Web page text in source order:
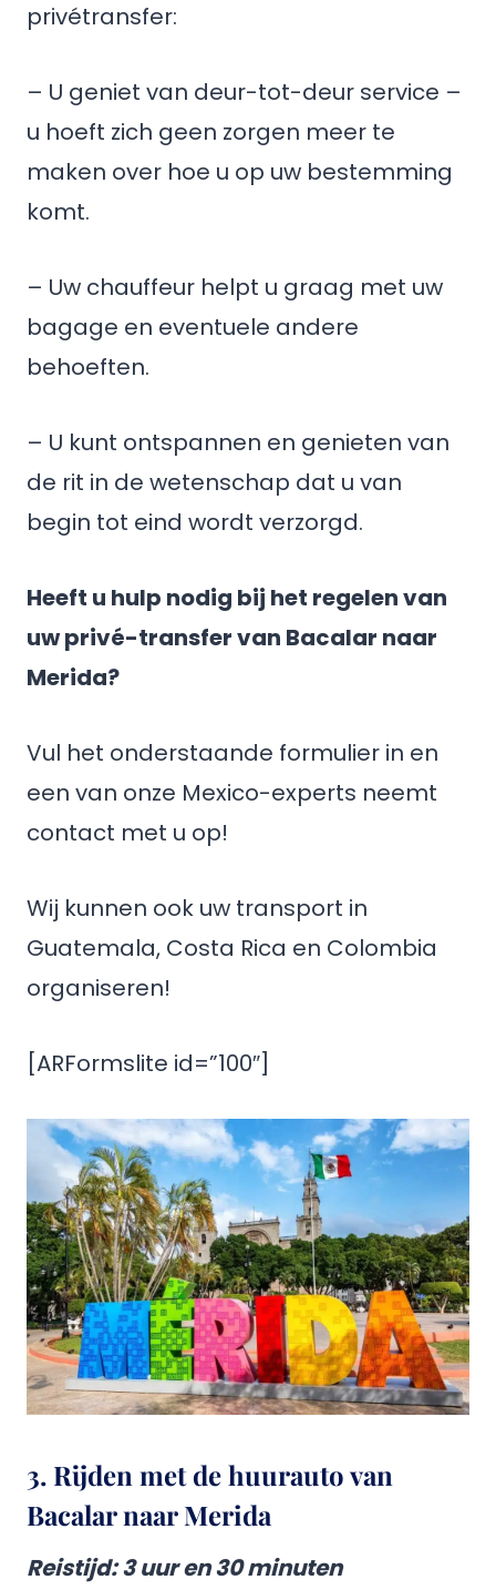
privétransfer:
– U geniet van deur-tot-deur service –
u hoeft zich geen zorgen meer te
maken over hoe u op uw bestemming
komt.
– Uw chauffeur helpt u graag met uw
bagage en eventuele andere
behoeften.
– U kunt ontspannen en genieten van
de rit in de wetenschap dat u van
begin tot eind wordt verzorgd.
Heeft u hulp nodig bij het regelen van
uw privé-transfer van Bacalar naar
Merida?
Vul het onderstaande formulier in en
een van onze Mexico-experts neemt
contact met u op!
Wij kunnen ook uw transport in
Guatemala, Costa Rica en Colombia
organiseren!
[ARFormslite id=”100″]
3. Rijden met de huurauto van
Bacalar naar Merida
Reistijd: 3 uur en 30 minuten